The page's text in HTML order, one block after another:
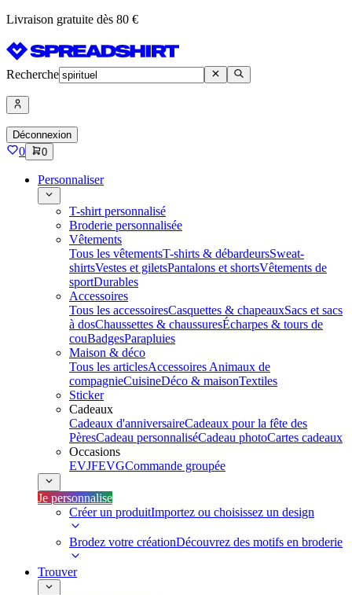
Livraison gratuite dès 80 €
Recherche
Déconnexion
0 0
Personnaliser
T-shirt personnalisé
Broderie personnalisée
Vêtements
Tous les vêtementsT-shirts & débardeursSweat-
shirtsVestes et giletsPantalons et shortsVêtements de
sportDurables
Accessoires
Tous les accessoiresCasquettes & chapeauxSacs et sacs
à dosChaussettes & chaussuresÉcharpes & tours de
couBadgesParapluies
Maison & déco
Tous les articlesAccessoires Animaux de
compagnieCuisineDéco & maisonTextiles
Sticker
Cadeaux
Cadeaux d'anniversaireCadeaux pour la fête des
PèresCadeau personnaliséCadeau photoCartes cadeaux
Occasions
EVJFEVGCommande groupée
Je personnalise
Créer un produitImportez ou choisissez un design
Brodez votre créationDécouvrez des motifs en broderie
Trouver